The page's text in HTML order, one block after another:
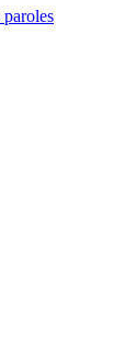
paroles